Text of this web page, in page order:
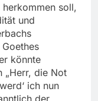
soll,
und
könnte
„Herr, die Not
ich nun
der